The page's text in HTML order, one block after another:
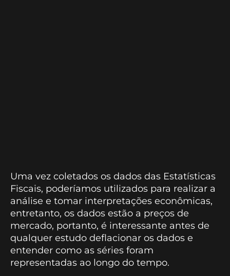
Uma vez coletados os dados das Estatísticas
Fiscais, poderíamos utilizados para realizar a
análise e tomar interpretações econômicas,
entretanto, os dados estão a preços de
mercado, portanto, é interessante antes de
qualquer estudo deflacionar os dados e
entender como as séries foram
representadas ao longo do tempo.